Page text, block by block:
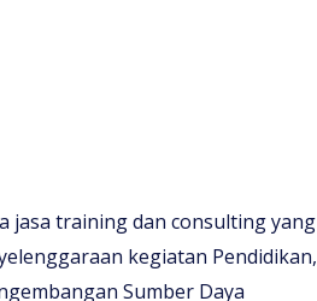
jasa training dan consulting yang
kegiatan Pendidikan,
Sumber Daya